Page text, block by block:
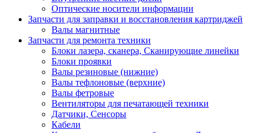
Оптические носители информации
Запчасти для заправки и восстановления картриджей
Валы магнитные
Запчасти для ремонта техники
Блоки лазера, сканера, Сканирующие линейки
Блоки проявки
Валы резиновые (нижние)
Валы тефлоновые (верхние)
Валы фетровые
Вентиляторы для печатающей техники
Датчики, Сенсоры
Кабели